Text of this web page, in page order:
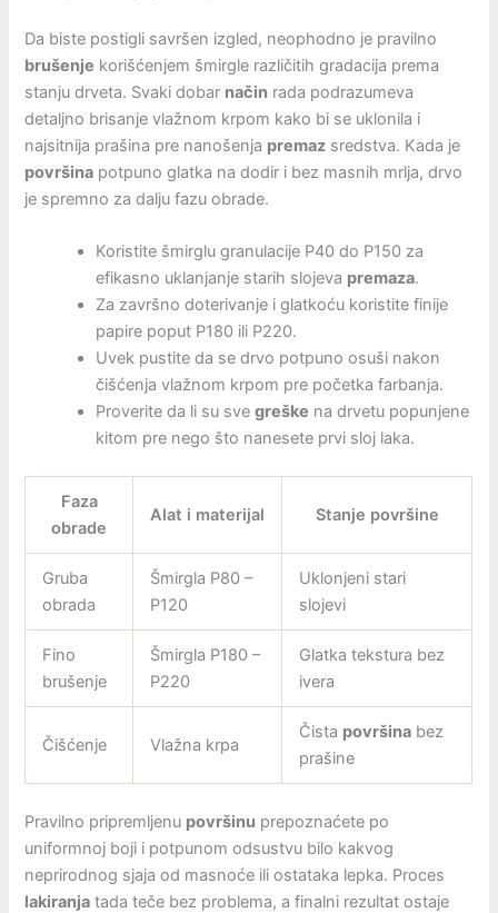
Da biste postigli savršen izgled, neophodno je pravilno
brušenje korišćenjem šmirgle različitih gradacija prema
stanju drveta. Svaki dobar način rada podrazumeva
detaljno brisanje vlažnom krpom kako bi se uklonila i
najsitnija prašina pre nanošenja premaz sredstva. Kada je
površina potpuno glatka na dodir i bez masnih mrlja, drvo
je spremno za dalju fazu obrade.
Koristite šmirglu granulacije P40 do P150 za
efikasno uklanjanje starih slojeva premaza.
Za završno doterivanje i glatkoću koristite finije
papire poput P180 ili P220.
Uvek pustite da se drvo potpuno osuši nakon
čišćenja vlažnom krpom pre početka farbanja.
Proverite da li su svegreške na drvetu popunjene
kitom pre nego što nanesete prvi sloj laka.
Faza
obrade
Alat i materijal Stanje površine
Gruba
obrada
Šmirgla P80 –
P120
Uklonjeni stari
slojevi
Fino
brušenje
Šmirgla P180 –
P220
Glatka tekstura bez
ivera
Čišćenje Vlažna krpa
Čista površina bez
prašine
Pravilno pripremljenu površinu prepoznaćete po
uniformnoj boji i potpunom odsustvu bilo kakvog
neprirodnog sjaja od masnoće ili ostataka lepka. Proces
lakiranja tada teče bez problema, a finalni rezultat ostaje